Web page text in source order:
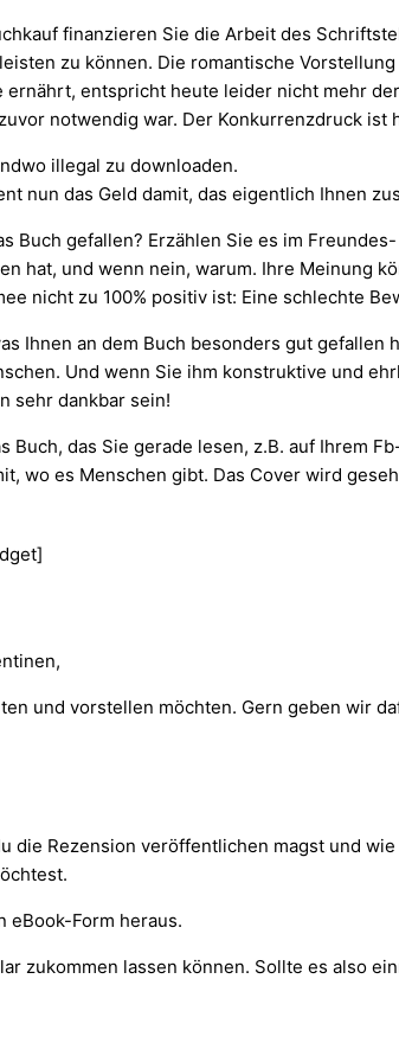
finanzieren Sie die Arbeit des
zu können. Die romantische
entspricht heute leider nicht mehr
notwendig war. Der Konkurrenzdruck ist
illegal zu downloaden.
nun das Geld damit, das eigentlich Ihnen
Buch gefallen? Erzählen Sie es im
hat, und wenn nein, warum. Ihre Meinung
nicht zu 100% positiv ist: Eine schlechte
Ihnen an dem Buch besonders gut gefallen
Und wenn Sie ihm konstruktive und
sehr dankbar sein!
Buch, das Sie gerade lesen, z.B. auf Ihrem
wo es Menschen gibt. Das Cover wird
und vorstellen möchten. Gern geben wir
Rezension veröffentlichen magst und
eBook-Form heraus.
zukommen lassen können. Sollte es also